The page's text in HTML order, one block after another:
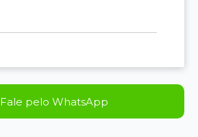
Fale pelo WhatsApp